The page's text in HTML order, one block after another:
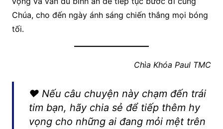
Chúa, cho đến ngày ánh sáng chiến thắng mọi bóng
tối.
Chìa Khóa Paul TMC
❤️ Nếu câu chuyện này chạm đến trái
tim bạn, hãy chia sẻ để tiếp thêm hy
vọng cho những ai đang mỏi mệt trên